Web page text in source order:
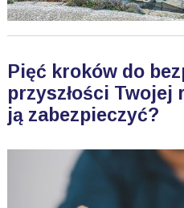
Pięć kroków do
przyszłości
ją zabezpieczyć?